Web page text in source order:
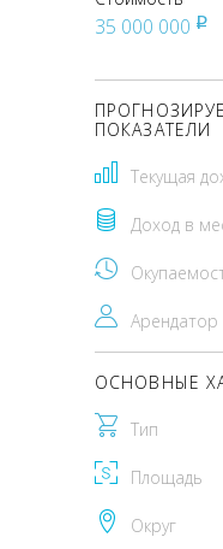
35 000 000 pуб
ПОКАЗАТЕЛИ
Текущая
Доход в
Арендатор
ОСНОВНЫЕ
Тип
Площадь
Округ